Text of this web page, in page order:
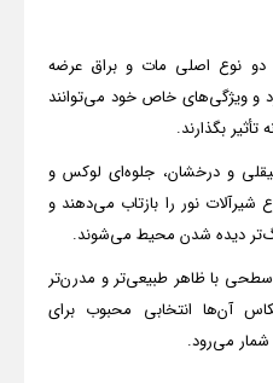
دو نوع اصلی مات و براق عرضه
و ویژگی‌های خاص خود می‌توانند
بگذارند.
و درخشان، جلوه‌ای لوکس و
نور را بازتاب می‌دهند و
دیده شدن محیط می‌شوند.
با ظاهر طبیعی‌تر و مدرن‌تر
آن‌ها انتخابی محبوب برای
می‌رود.